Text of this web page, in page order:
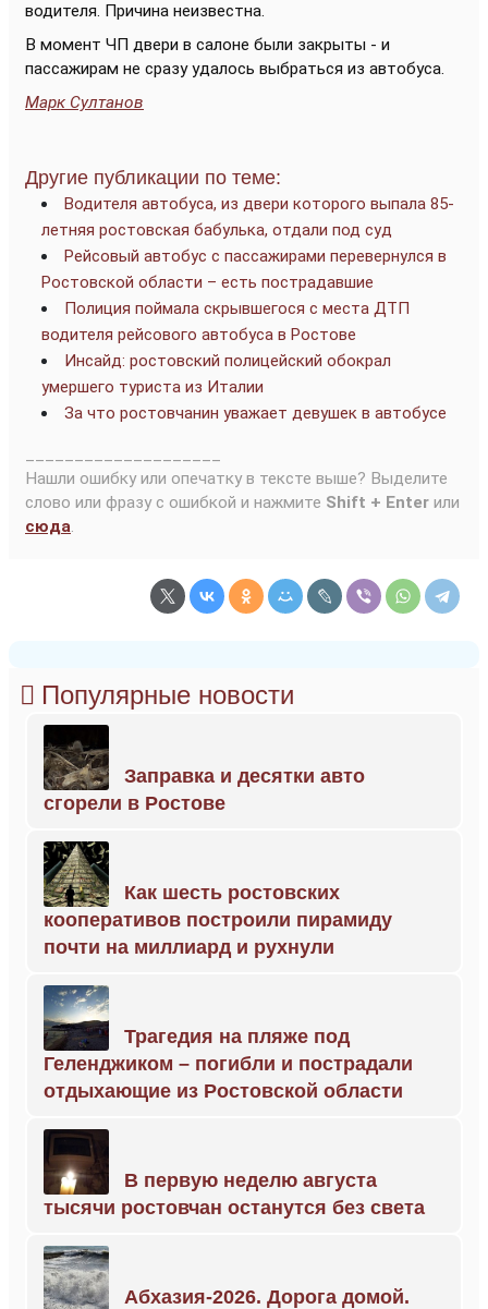
водителя. Причина неизвестна.
В момент ЧП двери в салоне были закрыты - и
пассажирам не сразу удалось выбраться из автобуса.
Марк Султанов
Другие публикации по теме:
Водителя автобуса, из двери которого выпала 85-
летняя ростовская бабулька, отдали под суд
Рейсовый автобус с пассажирами перевернулся в
Ростовской области – есть пострадавшие
Полиция поймала скрывшегося с места ДТП
водителя рейсового автобуса в Ростове
Инсайд: ростовский полицейский обокрал
умершего туриста из Италии
За что ростовчанин уважает девушек в автобусе
Нашли ошибку или опечатку в тексте выше? Выделите
слово или фразу с ошибкой и нажмите Shift + Enter или
сюда.
Популярные новости
Заправка и десятки авто
сгорели в Ростове
Как шесть ростовских
кооперативов построили пирамиду
почти на миллиард и рухнули
Трагедия на пляже под
Геленджиком – погибли и пострадали
отдыхающие из Ростовской области
В первую неделю августа
тысячи ростовчан останутся без света
Абхазия-2026. Дорога домой.